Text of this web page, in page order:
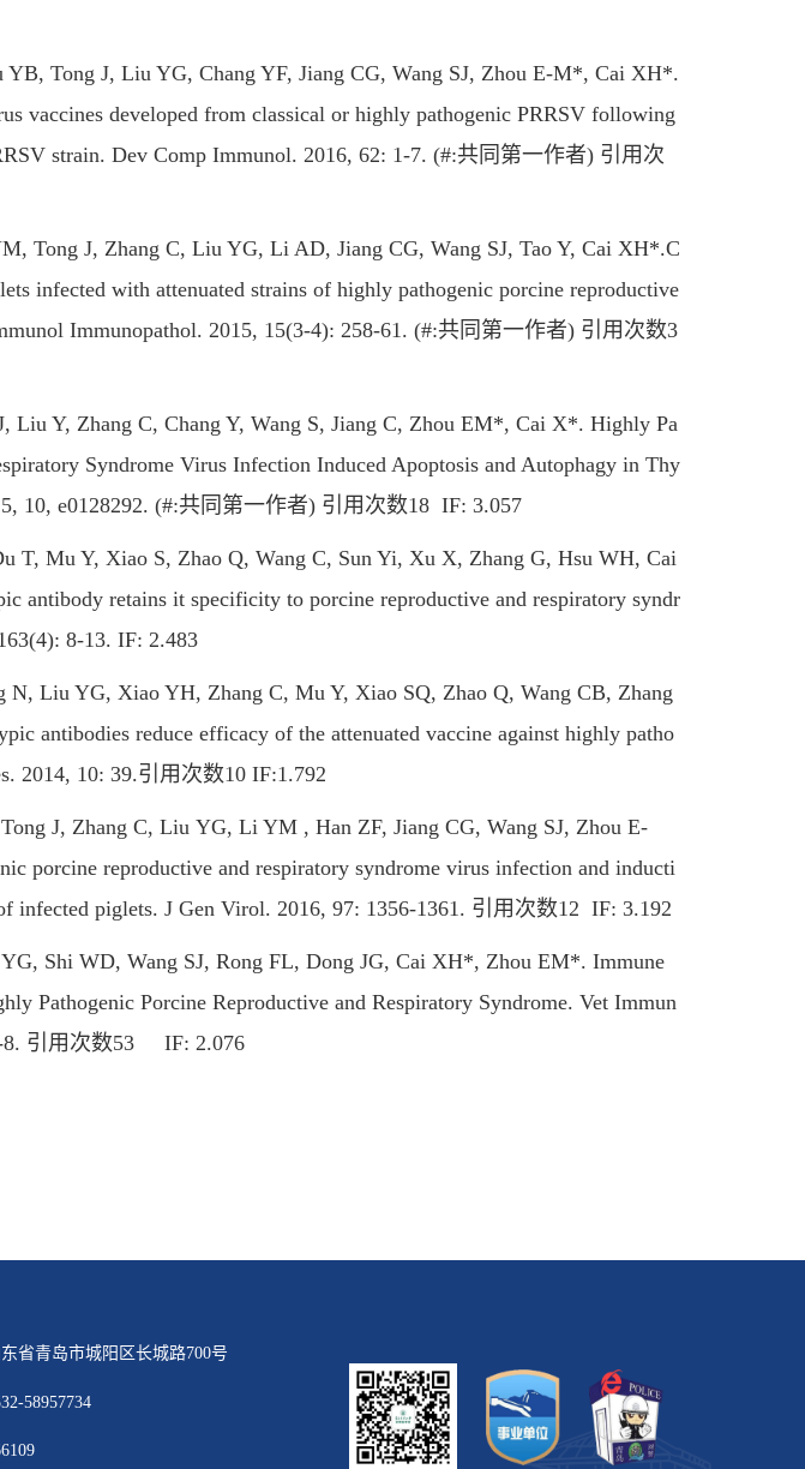
Tong J, Liu YG, Chang YF, Jiang CG, Wang SJ, Zhou E-M*, Cai XH*.
vaccines developed from classical or highly pathogenic PRRSV following
strain. Dev Comp Immunol. 2016, 62: 1-7. (#:共同第一作者) 引用次
J, Zhang C, Liu YG, Li AD, Jiang CG, Wang SJ, Tao Y, Cai XH*.C
infected with attenuated strains of highly pathogenic porcine reproductive
Immunopathol. 2015, 15(3-4): 258-61. (#:共同第一作者) 引用次数3
Y, Zhang C, Chang Y, Wang S, Jiang C, Zhou EM*, Cai X*. Highly Pa
Syndrome Virus Infection Induced Apoptosis and Autophagy in Thy
10, e0128292. (#:共同第一作者) 引用次数18 IF: 3.057
Mu Y, Xiao S, Zhao Q, Wang C, Sun Yi, Xu X, Zhang G, Hsu WH, Cai
antibody retains it specificity to porcine reproductive and respiratory syndr
8-13. IF: 2.483
Liu YG, Xiao YH, Zhang C, Mu Y, Xiao SQ, Zhao Q, Wang CB, Zhang
antibodies reduce efficacy of the attenuated vaccine against highly patho
2014, 10: 39.引用次数10 IF:1.792
J, Zhang C, Liu YG, Li YM , Han ZF, Jiang CG, Wang SJ, Zhou E-
porcine reproductive and respiratory syndrome virus infection and inducti
infected piglets. J Gen Virol. 2016, 97: 1356-1361. 引用次数12 IF: 3.192
Shi WD, Wang SJ, Rong FL, Dong JG, Cai XH*, Zhou EM*. Immune
Pathogenic Porcine Reproductive and Respiratory Syndrome. Vet Immun
8. 引用次数53 IF: 2.076
省青岛市城阳区长城路700号
58957734